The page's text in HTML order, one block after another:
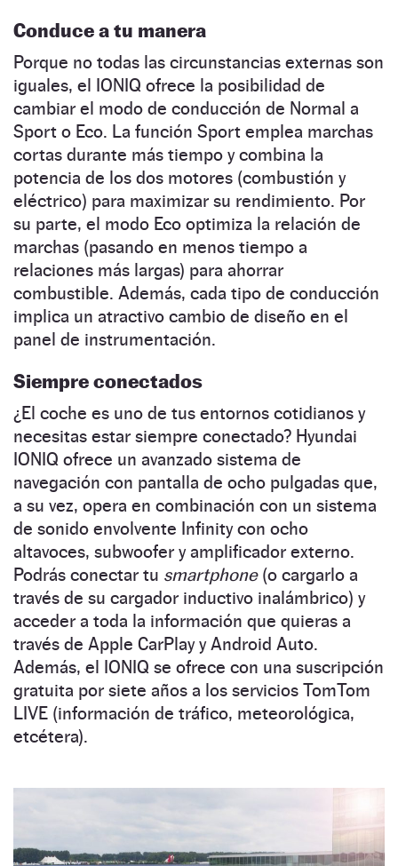
Conduce a tu manera
Porque no todas las circunstancias externas son
iguales, el IONIQ ofrece la posibilidad de
cambiar el modo de conducción de Normal a
Sport o Eco. La función Sport emplea marchas
cortas durante más tiempo y combina la
potencia de los dos motores (combustión y
eléctrico) para maximizar su rendimiento. Por
su parte, el modo Eco optimiza la relación de
marchas (pasando en menos tiempo a
relaciones más largas) para ahorrar
combustible. Además, cada tipo de conducción
implica un atractivo cambio de diseño en el
panel de instrumentación.
Siempre conectados
¿El coche es uno de tus entornos cotidianos y
necesitas estar siempre conectado? Hyundai
IONIQ ofrece un avanzado sistema de
navegación con pantalla de ocho pulgadas que,
a su vez, opera en combinación con un sistema
de sonido envolvente Infinity con ocho
altavoces, subwoofer y amplificador externo.
Podrás conectar tu smartphone(o cargarlo a
través de su cargador inductivo inalámbrico) y
acceder a toda la información que quieras a
través de Apple CarPlay y Android Auto.
Además, el IONIQ se ofrece con una suscripción
gratuita por siete años a los servicios TomTom
LIVE (información de tráfico, meteorológica,
etcétera).